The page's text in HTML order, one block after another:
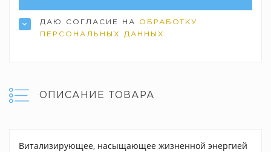
ДАЮ СОГЛАСИЕ НА ОБРАБОТКУ
ПЕРСОНАЛЬНЫХ ДАННЫХ
ОПИСАНИЕ ТОВАРА
Витализирующее, насыщающее жизненной энергией